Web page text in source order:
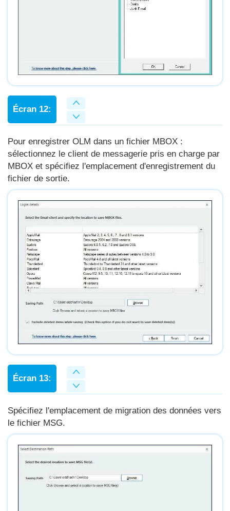
Écran 12:
Pour enregistrer OLM dans un fichier MBOX :
sélectionnez le client de messagerie pris en charge par
MBOX et spécifiez l'emplacement d'enregistrement du
fichier de sortie.
Écran 13:
Spécifiez l'emplacement de migration des données vers
le fichier MSG.